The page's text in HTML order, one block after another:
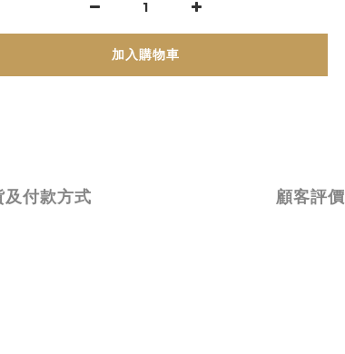
加入購物車
及付款方式 顧客評價